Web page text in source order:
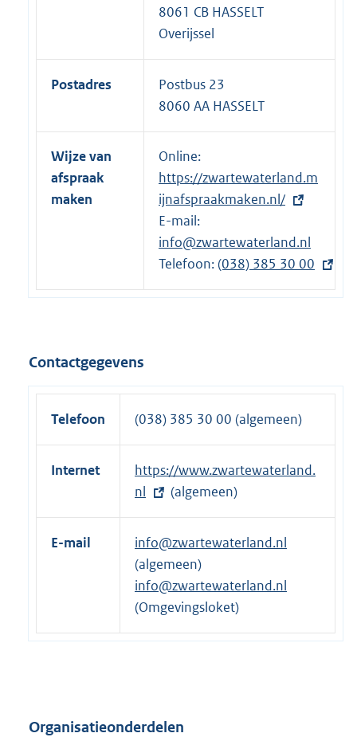
8061 CB HASSELT
Overijssel
Postadres
Postbus 23
8060 AA HASSELT
Wijze van
afspraak
maken
Online:
x
t
r
n
e
:
https://zwartewaterland.m
ijnafspraakmaken.nl/
E-mail:
info@zwartewaterland.nl
Telefoon:E
x
e
l
k
:
(038) 385 30 00
Contactgegevens
Telefoon (038) 385 30 00 (algemeen)
Internet
E
x
t
e
r
n
e
i
https://www.zwartewaterland.
nl
(algemeen)
E-mail
info@zwartewaterland.nl
(algemeen)
info@zwartewaterland.nl
(Omgevingsloket)
Organisatieonderdelen